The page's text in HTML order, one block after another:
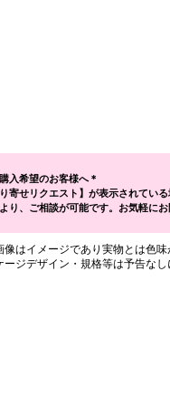
入希望のお客様へ＊
り寄せリクエスト】が表示されてい
より、ご相談が可能です。お気軽に
はイメージであり実物とは色味
ジデザイン・規格等は予告なし